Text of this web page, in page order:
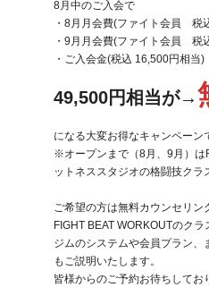
8月中のご入会で
・8月月会費(ファイト会員　税
・9月月会費(ファイト会員　税
・ご入会金(税込 16,500円相当)
49,500円相当が→
になる大変お得なキャンペーン
※オープンまで（8月、9月）は
ットネススタジオの格闘技クラ
ご希望の方は無料カウンセリン
FIGHT BEAT WORKOUTのクラ
ジムのシステムや会員プラン、
もご説明いたします。
皆様からのご予約お待ちしてお